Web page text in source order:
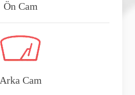
Ön Cam
Arka Cam